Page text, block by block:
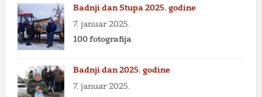
Badnji dan Stupa 2025. godine
7. januar 2025.
100 fotografija
Badnji dan 2025. godine
7. januar 2025.